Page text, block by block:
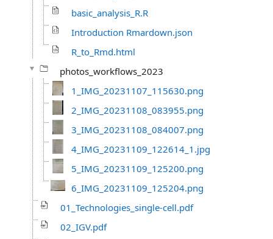
basic_analysis_R.R
Introduction Rmardown.json
R_to_Rmd.html
photos_workflows_2023
1_IMG_20231107_115630.png
2_IMG_20231108_083955.png
3_IMG_20231108_084007.png
4_IMG_20231109_122614_1.jpg
5_IMG_20231109_125200.png
6_IMG_20231109_125204.png
01_Technologies_single-cell.pdf
02_IGV.pdf